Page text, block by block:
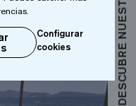
Configurar
cookies